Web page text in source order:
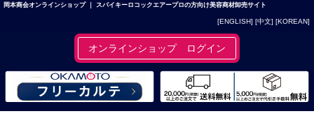
岡本商会オンラインショップ ｜ スパイキーロコックエアープロの方向け美容商材卸売サイト
[ENGLISH] [中文] [KOREAN]
オンラインショップ ログイン